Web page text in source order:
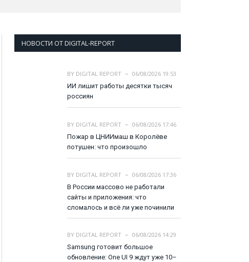
НОВОСТИ ОТ DIGITAL-REPORT
BY DIGITAL REPORT
06/08/2026 19:53
ИИ лишит работы десятки тысяч
россиян
BY DIGITAL REPORT
06/08/2026 17:46
Пожар в ЦНИИмаш в Королёве
потушен: что произошло
BY DIGITAL REPORT
06/08/2026 17:36
В России массово не работали
сайты и приложения: что
сломалось и всё ли уже починили
BY DIGITAL REPORT
06/08/2026 14:29
Samsung готовит большое
обновление: One UI 9 ждут уже 10–